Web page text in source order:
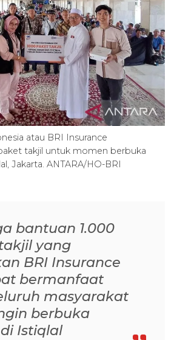
atau BRI Insurance
takjil untuk momen berbuka
Jakarta. ANTARA/HO-BRI
bantuan 1.000
yang
BRI Insurance
bermanfaat
masyarakat
berbuka
Istiqlal